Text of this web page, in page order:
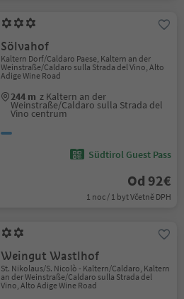
Sölvahof
Kaltern Dorf/Caldaro Paese, Kaltern an der
Weinstraße/Caldaro sulla Strada del Vino, Alto
Adige Wine Road
244 m z Kaltern an der
Weinstraße/Caldaro sulla Strada del
Vino centrum
Südtirol Guest Pass
Od 92€
1 noc / 1 byt Včetně DPH
Weingut Wastlhof
St. Nikolaus/S. Nicolò - Kaltern/Caldaro, Kaltern
an der Weinstraße/Caldaro sulla Strada del
Vino, Alto Adige Wine Road